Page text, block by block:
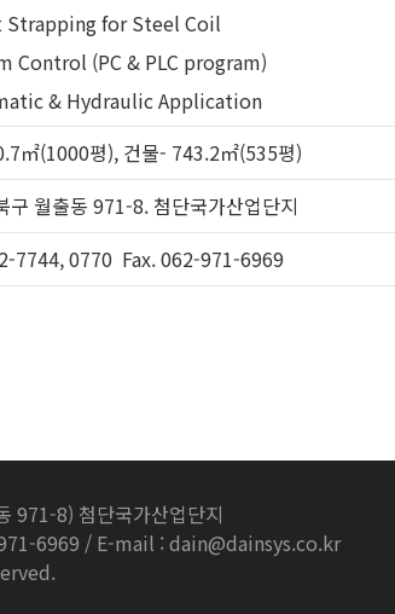
Strapping for Steel Coil
Control (PC & PLC program)
& Hydraulic Application
㎡(1000평), 건물- 743.2㎡(535평)
구 월출동 971-8. 첨단국가산업단지
7744, 0770 Fax. 062-971-6969
971-8) 첨단국가산업단지
6969 / E-mail : dain@dainsys.co.kr